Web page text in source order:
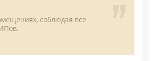
соблюдая все